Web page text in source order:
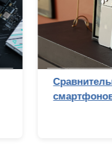
Сравнительный
смартфонов